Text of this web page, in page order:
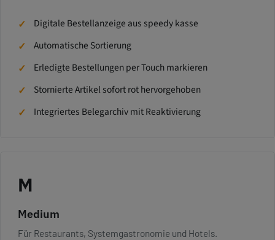
Digitale Bestellanzeige aus speedy kasse
Automatische Sortierung
Erledigte Bestellungen per Touch markieren
Stornierte Artikel sofort rot hervorgehoben
Integriertes Belegarchiv mit Reaktivierung
M
Medium
Für Restaurants, Systemgastronomie und Hotels.